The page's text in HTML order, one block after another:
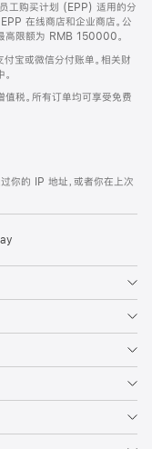
工购买计划 (EPP) 适用的分
在线商店和企业商店。公
高限额为 RMB 150000。
宝或微信分付账单。相关财
税。所有订单均可享受免费
你的 IP 地址，或者你在上次